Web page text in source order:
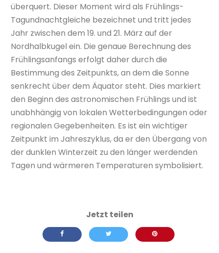
überquert. Dieser Moment wird als Frühlings-
Tagundnachtgleiche bezeichnet und tritt jedes
Jahr zwischen dem 19. und 21. März auf der
Nordhalbkugel ein. Die genaue Berechnung des
Frühlingsanfangs erfolgt daher durch die
Bestimmung des Zeitpunkts, an dem die Sonne
senkrecht über dem Äquator steht. Dies markiert
den Beginn des astronomischen Frühlings und ist
unabhhängig von lokalen Wetterbedingungen oder
regionalen Gegebenheiten. Es ist ein wichtiger
Zeitpunkt im Jahreszyklus, da er den Übergang von
der dunklen Winterzeit zu den länger werdenden
Tagen und wärmeren Temperaturen symbolisiert.